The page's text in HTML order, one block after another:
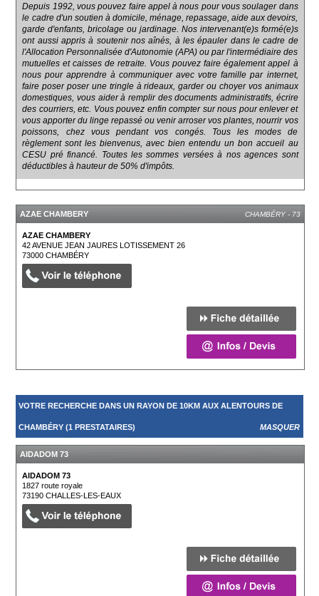
Depuis 1992, vous pouvez faire appel à nous pour vous soulager dans
le cadre d'un soutien à domicile, ménage, repassage, aide aux devoirs,
garde d'enfants, bricolage ou jardinage. Nos intervenant(e)s formé(e)s
ont aussi appris à soutenir nos aînés, à les épauler dans le cadre de
l'Allocation Personnalisée d'Autonomie (APA) ou par l'intermédiaire des
mutuelles et caisses de retraite. Vous pouvez faire également appel à
nous pour apprendre à communiquer avec votre famille par internet,
faire poser poser une tringle à rideaux, garder ou choyer vos animaux
domestiques, vous aider à remplir des documents administratifs, écrire
des courriers, etc. Vous pouvez enfin compter sur nous pour enlever et
vous apporter du linge repassé ou venir arroser vos plantes, nourrir vos
poissons, chez vous pendant vos congés. Tous les modes de
règlement sont les bienvenus, avec bien entendu un bon accueil au
CESU pré financé. Toutes les sommes versées à nos agences sont
déductibles à hauteur de 50% d'impôts.
AZAE CHAMBERY CHAMBÉRY - 73
AZAE CHAMBERY
42 AVENUE JEAN JAURES LOTISSEMENT 26
73000CHAMBÉRY
VOTRE RECHERCHE DANS UN RAYON DE 10KM AUX ALENTOURS DE
CHAMBÉRY (1 PRESTATAIRES) MASQUER
AIDADOM 73
AIDADOM 73
1827 route royale
73190CHALLES-LES-EAUX